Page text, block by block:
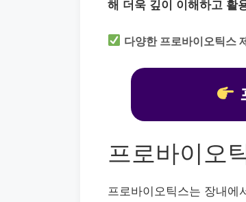
해 더욱 깊이 이해하고 활
다양한 프로바이오틱스
프로바이오
프로바이오틱스는 장내에